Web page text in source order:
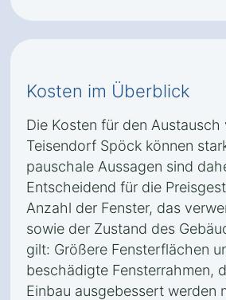
Kosten im Überblick
Die Kosten für den Austausch
Teisendorf Spöck können
pauschale Aussagen sind
Entscheidend für die
Anzahl der Fenster, das
sowie der Zustand des
gilt: Größere Fensterflächen
beschädigte Fensterrahmen,
Einbau ausgebessert werden